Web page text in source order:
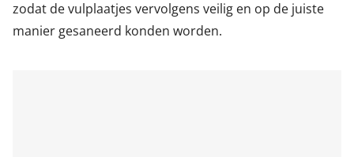
zodat de vulplaatjes vervolgens veilig en op de juiste
manier gesaneerd konden worden.